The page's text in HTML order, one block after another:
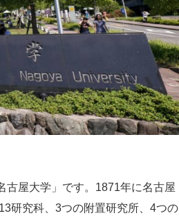
屋大学」です。1871年に名古屋
研究科、3つの附置研究所、4つの